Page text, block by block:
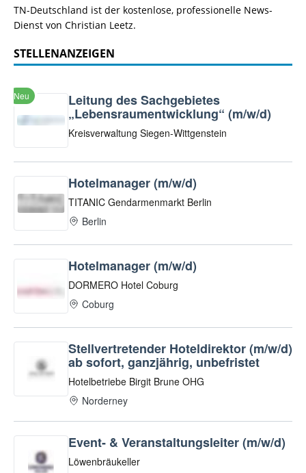
TN-Deutschland ist der kostenlose, professionelle News-
Dienst von Christian Leetz.
STELLENANZEIGEN